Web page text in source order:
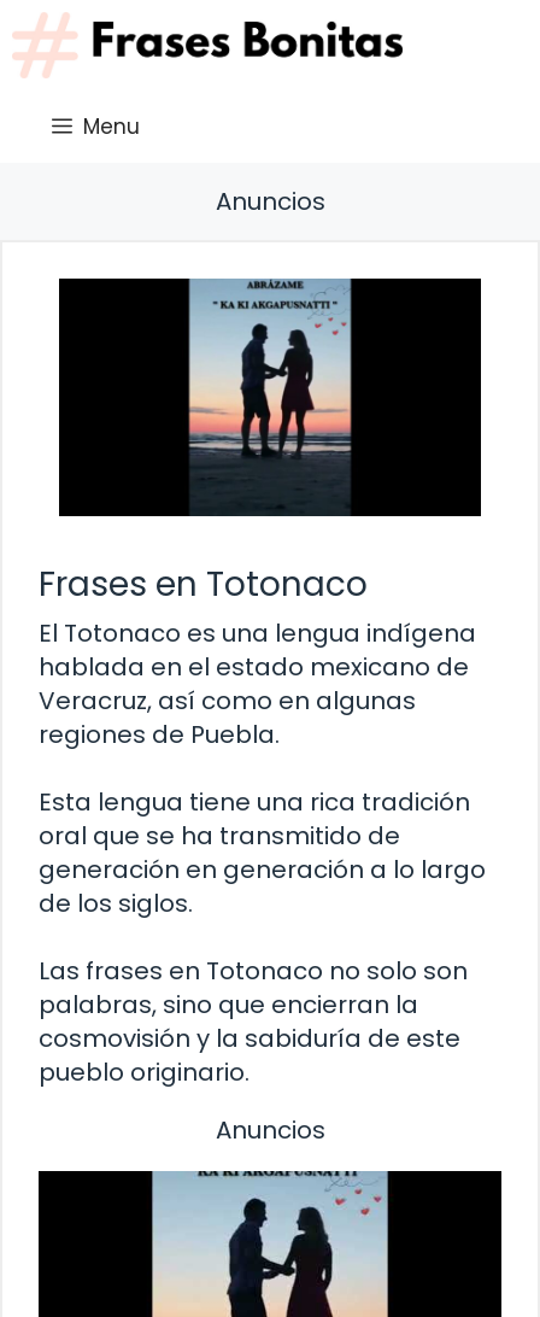
Saltar
al
contenido
Menu
Anuncios
Frases en Totonaco
El Totonaco es una lengua indígena
hablada en el estado mexicano de
Veracruz, así como en algunas
regiones de Puebla.
Esta lengua tiene una rica tradición
oral que se ha transmitido de
generación en generación a lo largo
de los siglos.
Las frases en Totonaco no solo son
palabras, sino que encierran la
cosmovisión y la sabiduría de este
pueblo originario.
Anuncios